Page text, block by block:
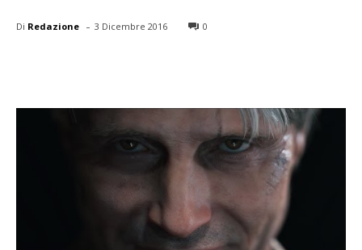
Di Redazione - 3 Dicembre 2016 0